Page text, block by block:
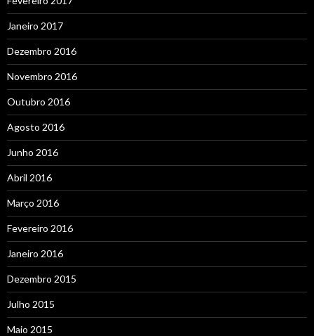
Janeiro 2017
Dezembro 2016
Novembro 2016
Outubro 2016
Agosto 2016
Junho 2016
Abril 2016
Março 2016
Fevereiro 2016
Janeiro 2016
Dezembro 2015
Julho 2015
Maio 2015